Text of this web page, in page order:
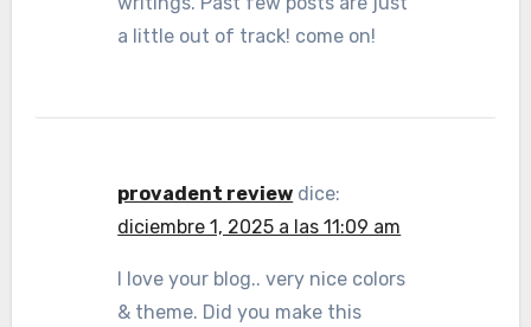
a little out of track! come on!
provadent review dice:
diciembre 1, 2025 a las 11:09 am
I love your blog.. very nice colors
& theme. Did you make this